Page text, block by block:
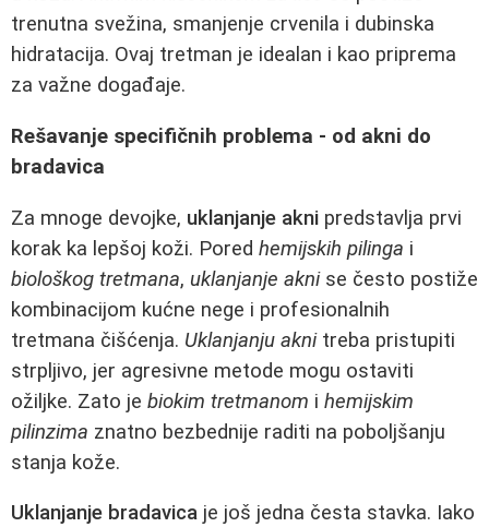
trenutna svežina, smanjenje crvenila i dubinska
hidratacija. Ovaj tretman je idealan i kao priprema
za važne događaje.
Rešavanje specifičnih problema - od akni do
bradavica
Za mnoge devojke, uklanjanje akni predstavlja prvi
korak ka lepšoj koži. Pored hemijskih pilinga i
biološkog tretmana, uklanjanje aknise često postiže
kombinacijom kućne nege i profesionalnih
tretmana čišćenja. Uklanjanju aknitreba pristupiti
strpljivo, jer agresivne metode mogu ostaviti
ožiljke. Zato je biokim tretmanom i hemijskim
pilinzima znatno bezbednije raditi na poboljšanju
stanja kože.
Uklanjanje bradavica je još jedna česta stavka. Iako